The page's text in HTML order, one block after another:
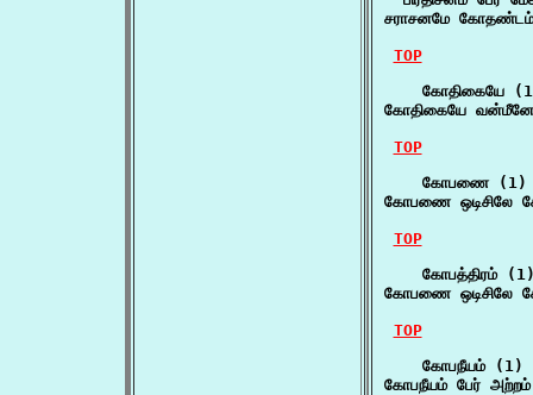
சராசனமே
TOP
கோதிகையே
கோதிகையே
TOP
    கோபணை (1)
கோபணை ஒடிசிலே
TOP
கோபத்திரம்
கோபணை ஒடிசிலே
TOP
    கோபநீயம் (1)
கோபநீயம் பேர்